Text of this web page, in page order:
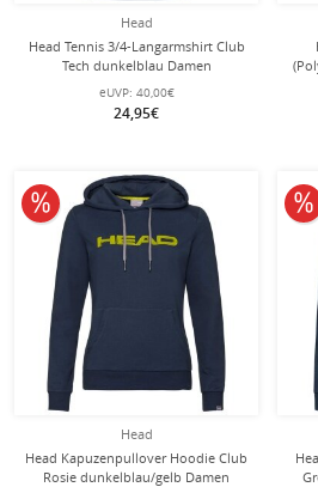
Head
Head Tennis 3/4-Langarmshirt Club
Tech dunkelblau Damen
eUVP: 40,00€
24,95€
Head
Head Kapuzenpullover Hoodie Club
Rosie dunkelblau/gelb Damen
10% reduziert